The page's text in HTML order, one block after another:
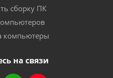
сборку ПК
компьютеры
на связи